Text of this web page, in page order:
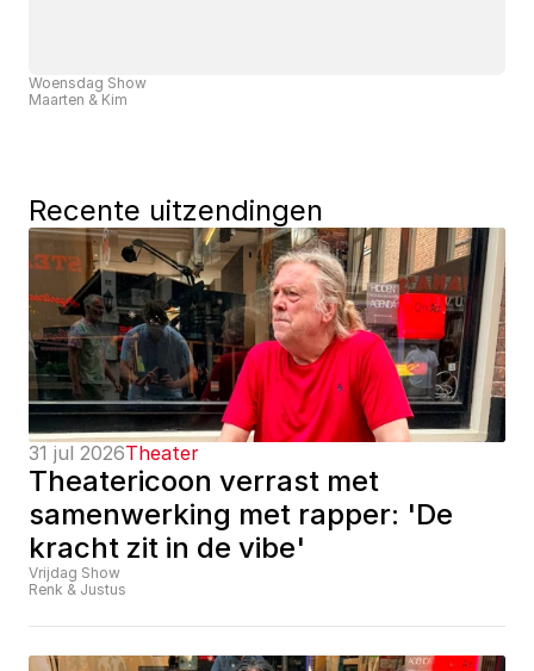
Woensdag Show
Maarten & Kim
Recente uitzendingen
31 jul 2026Theater
Theatericoon verrast met
samenwerking met rapper: 'De
kracht zit in de vibe'
Vrijdag Show
Renk & Justus